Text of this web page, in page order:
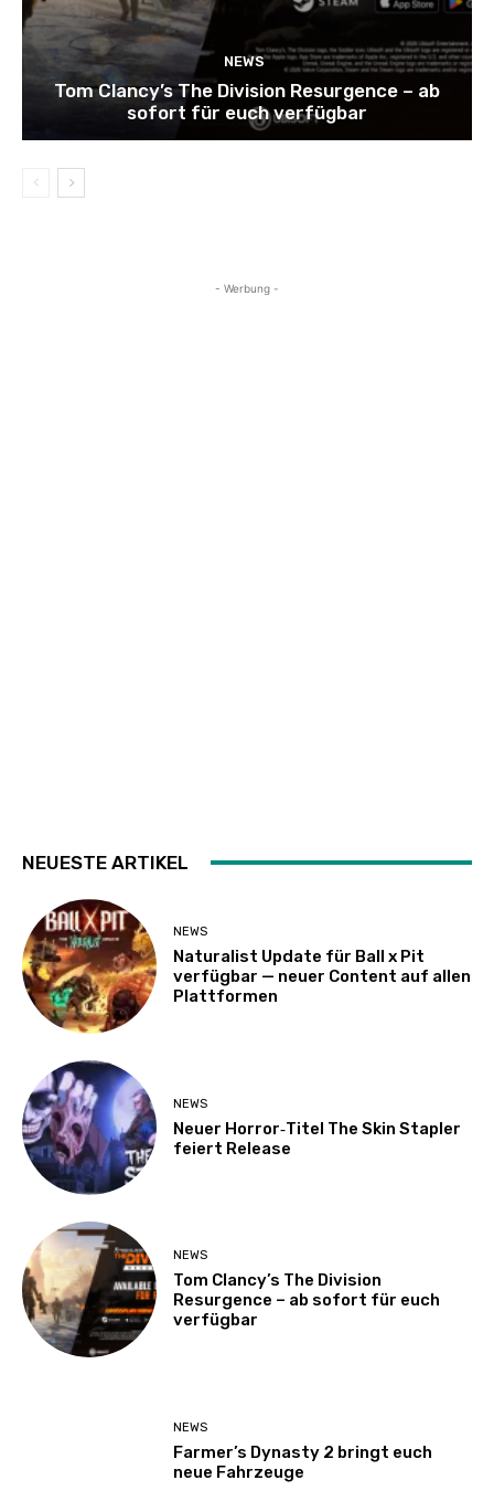
NEWS
Tom Clancy’s The Division Resurgence – ab
sofort für euch verfügbar
- Werbung -
NEUESTE ARTIKEL
NEWS
Naturalist Update für Ball x Pit
verfügbar — neuer Content auf allen
Plattformen
NEWS
Neuer Horror‑Titel The Skin Stapler
feiert Release
NEWS
Tom Clancy’s The Division
Resurgence – ab sofort für euch
verfügbar
NEWS
Farmer’s Dynasty 2 bringt euch
neue Fahrzeuge